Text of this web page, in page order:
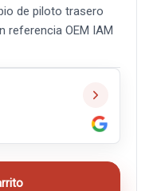
de piloto trasero
referencia OEM IAM